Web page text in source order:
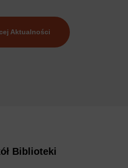
Aktualności
Biblioteki